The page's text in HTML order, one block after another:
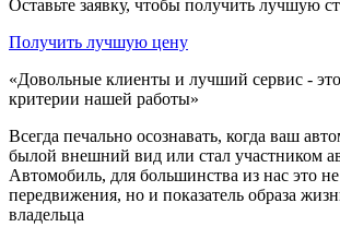
Оставьте заявку, чтобы получить лучшую
Получить лучшую цену
«Довольные клиенты и лучший сервис -
критерии нашей работы»
Всегда печально осознавать, когда ваш
былой внешний вид или стал участником
Автомобиль, для большинства из нас это не
передвижения, но и показатель образа
владельца